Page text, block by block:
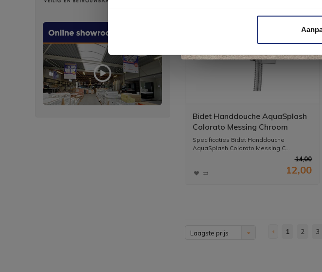
Bidet Handdouche AquaSplash
Colorato Messing Chroom
Specificaties Bidet Handdouche
AquaSplash Colorato Messing C...
14,00
12,00
Laagste prijs 1 2 3
Kom langs en